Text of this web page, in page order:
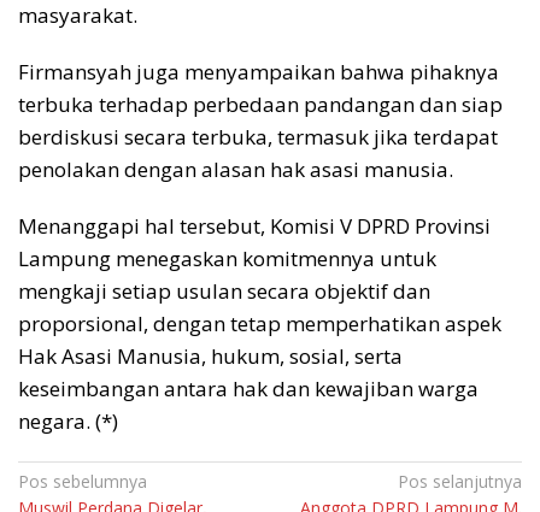
masyarakat.
Firmansyah juga menyampaikan bahwa pihaknya
terbuka terhadap perbedaan pandangan dan siap
berdiskusi secara terbuka, termasuk jika terdapat
penolakan dengan alasan hak asasi manusia.
Menanggapi hal tersebut, Komisi V DPRD Provinsi
Lampung menegaskan komitmennya untuk
mengkaji setiap usulan secara objektif dan
proporsional, dengan tetap memperhatikan aspek
Hak Asasi Manusia, hukum, sosial, serta
keseimbangan antara hak dan kewajiban warga
negara. (*)
Navigasi
Pos sebelumnya
Pos selanjutnya